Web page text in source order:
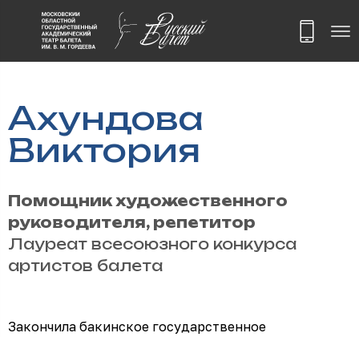
Ахундова
Виктория
Помощник художественного
руководителя, репетитор
Лауреат всесоюзного конкурса
артистов балета
Закончила бакинское государственное